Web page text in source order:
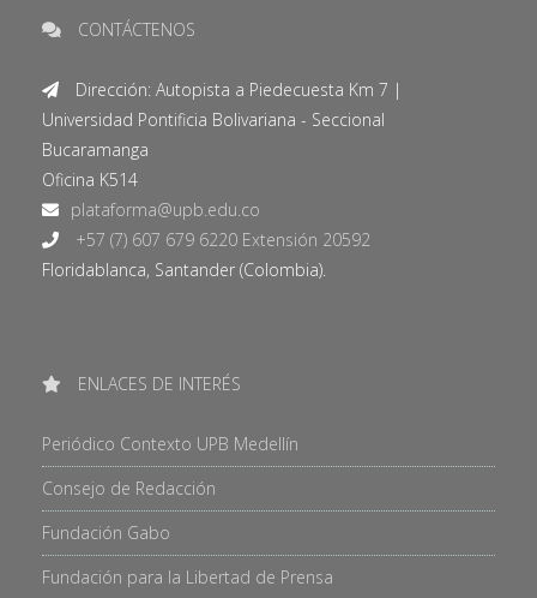
CONTÁCTENOS
Dirección: Autopista a Piedecuesta Km 7 |
Universidad Pontificia Bolivariana - Seccional
Bucaramanga
Oficina K514
+57 (7) 607 679 6220 Extensión 20592
Floridablanca, Santander (Colombia).
ENLACES DE INTERÉS
Periódico Contexto UPB Medellín
Consejo de Redacción
Fundación Gabo
Fundación para la Libertad de Prensa